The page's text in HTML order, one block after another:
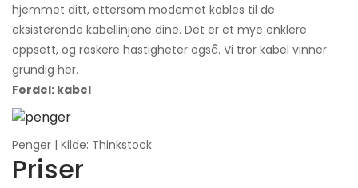
hjemmet ditt, ettersom modemet kobles til de
eksisterende kabellinjene dine. Det er et mye enklere
oppsett, og raskere hastigheter også. Vi tror kabel vinner
grundig her.
Fordel: kabel
Penger | Kilde: Thinkstock
Priser